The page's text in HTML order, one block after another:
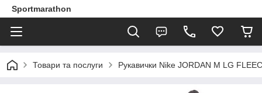
Sportmarathon
Товари та послуги Рукавички Nike JORDAN M LG